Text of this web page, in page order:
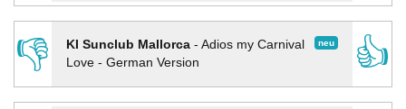
👎
neu
KI Sunclub Mallorca- Adios my Carnival
Love - German Version
👍